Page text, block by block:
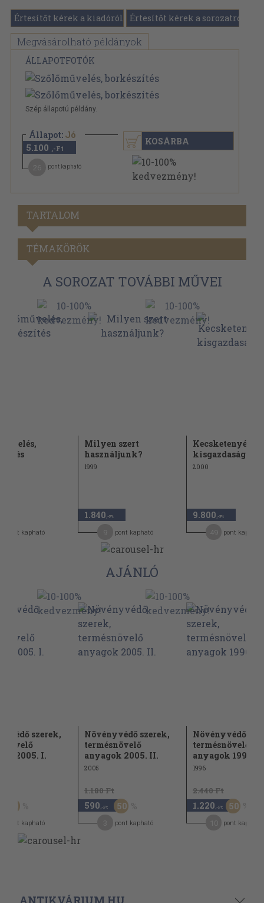
Értesítőt kérek a kiadóról Értesítőt kérek a sorozatról
Megvásárolható példányok
ÁLLAPOTFOTÓK
Szép állapotú példány.
Állapot: Jó
5.100 ,-Ft
pont kapható
KOSÁRBA
TARTALOM
TÉMAKÖRÖK
A SOROZAT TOVÁBBI MŰVEI
pont kapható
Milyen szert
használjunk?
1999
1.840 ,-Ft
pont kapható
2000
9.800 ,-Ft
pont kapható
AJÁNLÓ
szerek,
2005. I.
50
pont kapható
Növényvédő szerek,
termésnövelő
anyagok 2005. II.
2005
1.180 Ft
590 ,-Ft 50
pont kapható
Növényvédő
termésnövelő
anyagok 1996....
1996
2.440 Ft
1.220 ,-Ft 50
pont kapható
ANTIKVÁRIUM.HU